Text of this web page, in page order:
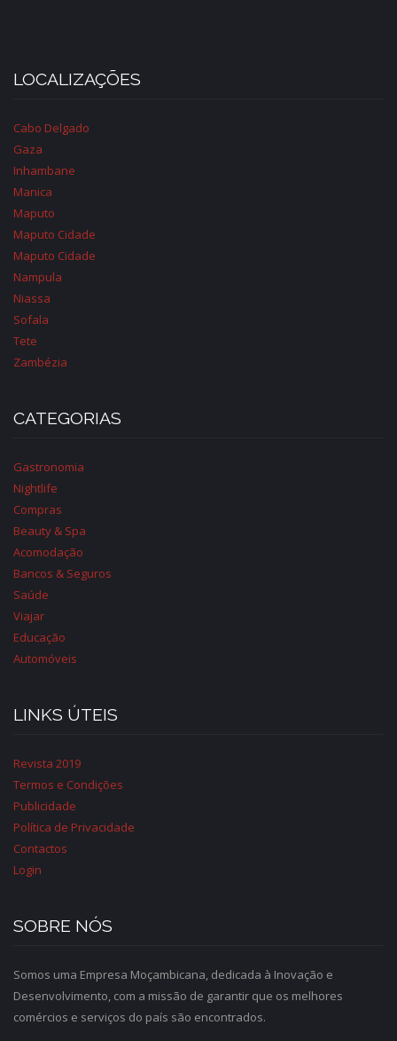
LOCALIZAÇÕES
Cabo Delgado
Gaza
Inhambane
Manica
Maputo
Maputo Cidade
Maputo Cidade
Nampula
Niassa
Sofala
Tete
Zambézia
CATEGORIAS
Gastronomia
Nightlife
Compras
Beauty & Spa
Acomodação
Bancos & Seguros
Saúde
Viajar
Educação
Automóveis
LINKS ÚTEIS
Revista 2019
Termos e Condições
Publicidade
Política de Privacidade
Contactos
Login
SOBRE NÓS
Somos uma Empresa Moçambicana, dedicada à Inovação e
Desenvolvimento, com a missão de garantir que os melhores
comércios e serviços do país são encontrados.